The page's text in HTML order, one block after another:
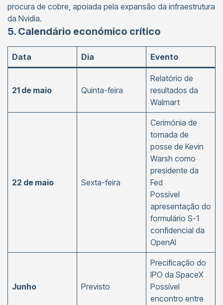
procura de cobre, apoiada pela expansão da infraestrutura
da Nvidia.
5. Calendário económico crítico
Data Dia Evento
21 de maio Quinta-feira
Relatório de
resultados da
Walmart
22 de maio Sexta-feira
Cerimónia de
tomada de
posse de Kevin
Warsh como
presidente da
Fed
Possível
apresentação do
formulário S-1
confidencial da
OpenAI
Junho Previsto
Precificação do
IPO da SpaceX
Possível
encontro entre